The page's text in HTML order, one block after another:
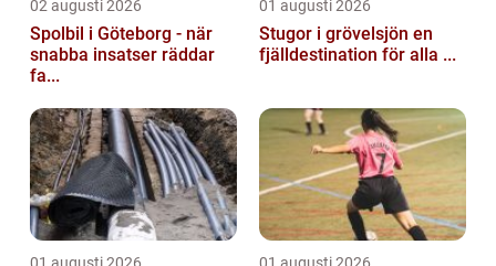
02 augusti 2026
Spolbil i Göteborg - när
snabba insatser räddar
fa...
01 augusti 2026
Stugor i grövelsjön en
fjälldestination för alla ...